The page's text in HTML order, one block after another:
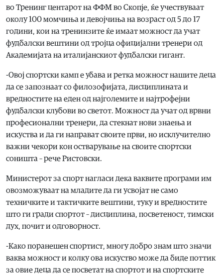
во Тренинг центарот на ФФМ во Скопје, ќе учествуваат
околу 100 момчиња и девојчиња на возраст од 5 до 17
години, кои на тренинзите ќе имаат можност да учат
фудбалски вештини од тројца официјални тренери од
Академијата на италијанскиот фудбалски гигант.
-Овој спортски камп е убава и ретка можност нашите деца
да се запознаат со филозофијата, дисциплината и
вредностите на еден од најголемите и најтрофејни
фудбалски клубови во светот. Можност да учат од врвни
професионални тренери, да стекнат нови знаења и
искуства и да ги направат своите први, но исклучително
важни чекори кон остварување на своите спортски
соништа – рече Ристовски.
Министерот за спорт нагласи дека ваквите програми им
овозможуваат на младите да ги усвојат не само
техничките и тактичките вештини, туку и вредностите
што ги гради спортот – дисциплина, посветеност, тимски
дух, почит и одговорност.
-Како поранешен спортист, многу добро знам што значи
ваква можност и колку ова искуство може да биде поттик
за овие деца да се посветат на спортот и на спортските